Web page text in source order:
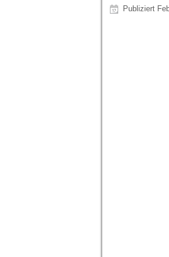
Publiziert